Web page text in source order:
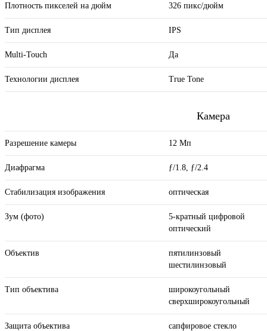
Плотность пикселей на дюйм 326 пикс/дюйм
Тип дисплея IPS
Multi-Touch Да
Технологии дисплея True Tone
Камера
Разрешение камеры 12 Мп
Диафрагма ƒ/1.8, ƒ/2.4
Стабилизация изображения оптическая
Зум (фото)
5-кратный цифровой
оптический
Объектив
пятилинзовый
шестилинзовый
Тип объектива
широкоугольный
сверхширокоугольный
Защита объектива сапфировое стекло